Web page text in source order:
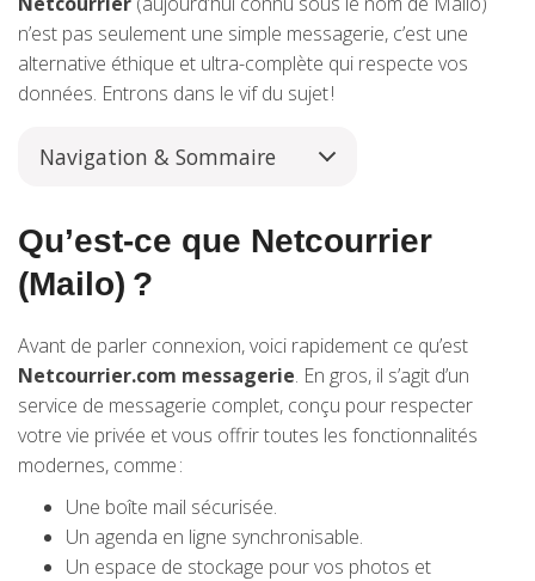
n’est pas seulement une simple messagerie, c’est une
alternative éthique et ultra-complète qui respecte vos
données. Entrons dans le vif du sujet !
Navigation & Sommaire
Qu’est-ce que Netcourrier
(Mailo) ?
Avant de parler connexion, voici rapidement ce qu’est
Netcourrier.com messagerie. En gros, il s’agit d’un
service de messagerie complet, conçu pour respecter
votre vie privée et vous offrir toutes les fonctionnalités
modernes, comme :
Une boîte mail sécurisée.
Un agenda en ligne synchronisable.
Un espace de stockage pour vos photos et